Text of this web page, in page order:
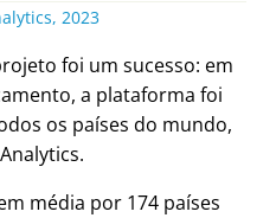
2023
foi um sucesso: em
a plataforma foi
os países do mundo,
média por 174 países